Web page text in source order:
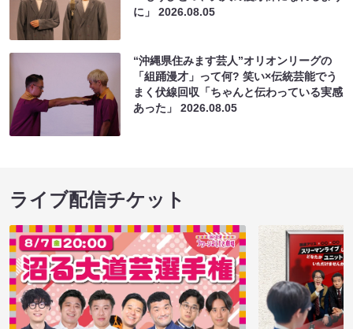
に」2026.08.05
“沖縄県住みます芸人”オリオンリーグの
「組踊漫才」って何? 笑い×伝統芸能でう
まく伏線回収「ちゃんと伝わっている実感
あった」2026.08.05
ライブ配信チケット